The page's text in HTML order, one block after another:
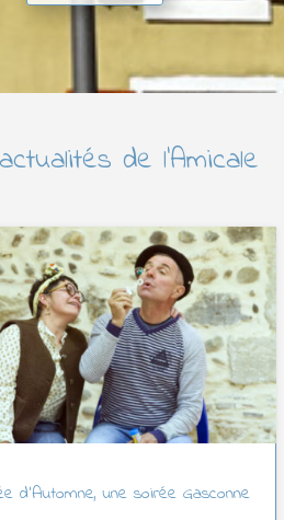
de l’Amicale
d’Automne, une soirée Gasconne